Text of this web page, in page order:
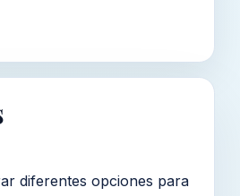
diferentes opciones para